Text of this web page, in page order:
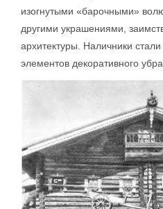
изогнутыми «барочными»
другими украшениями,
архитектуры. Наличники
элементов декоративного